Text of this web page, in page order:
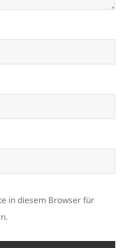
in diesem Browser für